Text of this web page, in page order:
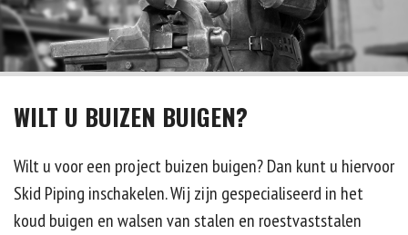
Industrie
Maritiem
Nieuws
Over ons
Contact
WILT U BUIZEN BUIGEN?
Wilt u voor een project buizen buigen? Dan kunt u hiervoor
Skid Piping inschakelen. Wij zijn gespecialiseerd in het
koud buigen en walsen van stalen en roestvaststalen